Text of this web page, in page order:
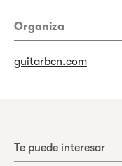
Organiza
guitarbcn.com
Te puede interesar